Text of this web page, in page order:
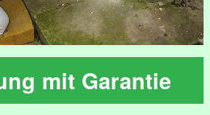
mit Garantie